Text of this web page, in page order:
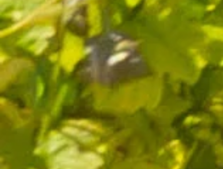
Paiement en ligne
sécurisé
Production à
Lançon de Provence